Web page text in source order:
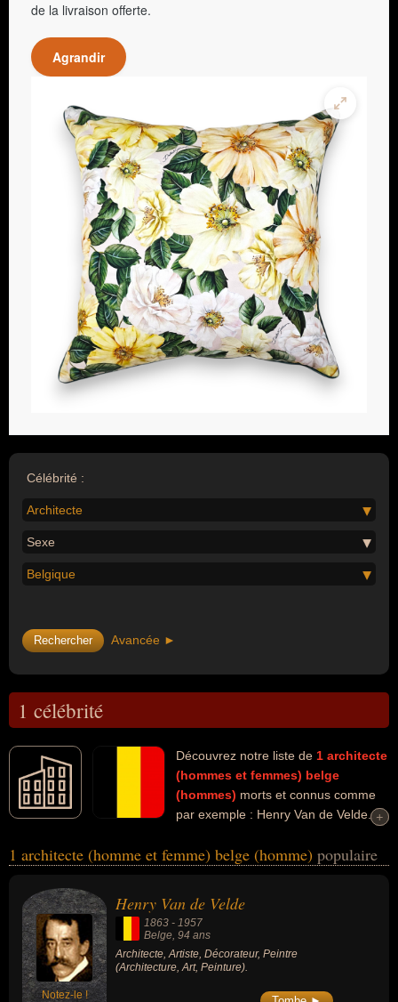
de la livraison offerte.
Agrandir
Célébrité :
Architecte
Sexe
Belgique
Avancée ►
1 célébrité
Découvrez notre liste de 1 architecte
(hommes et femmes) belge
(hommes) morts et connus comme
par exemple : Henry Van de Velde...
domaines de l'architecture, de l'art ou de la peinture. Ces célébrités
+
+
1 architecte (homme et femme) belge (homme) populaire
Notez-le !
Henry Van de Velde
1863 - 1957
Belge, 94 ans
Architecte, Artiste, Décorateur, Peintre
(Architecture, Art, Peinture).